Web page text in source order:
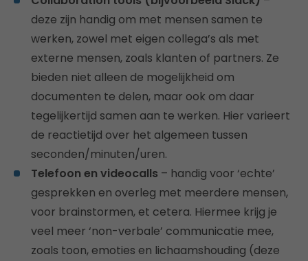
deze zijn handig om met mensen samen te
werken, zowel met eigen collega’s als met
externe mensen, zoals klanten of partners. Ze
bieden niet alleen de mogelijkheid om
documenten te delen, maar ook om daar
tegelijkertijd samen aan te werken. Hier varieert
de reactietijd over het algemeen tussen
seconden/minuten/uren.
Telefoon en videocalls – handig voor ‘echte’
gesprekken en overleg met meerdere mensen,
voor brainstormen, et cetera. Hiermee krijg je
veel meer ‘non-verbale’ communicatie mee,
zoals toon, emoties en lichaamshouding (deze